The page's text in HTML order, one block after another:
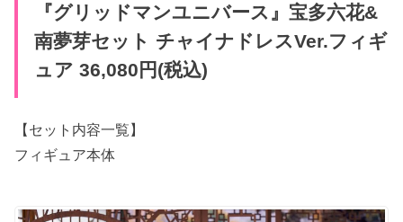
『グリッドマンユニバース』宝多六花&
南夢芽セット チャイナドレスVer.フィギ
ュア 36,080円(税込)
【セット内容一覧】
フィギュア本体